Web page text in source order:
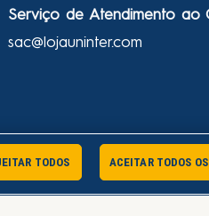
Serviço de Atendimento ao
sac@lojauninter.com
Atendimento Online
TODOS ACEITAR TODOS